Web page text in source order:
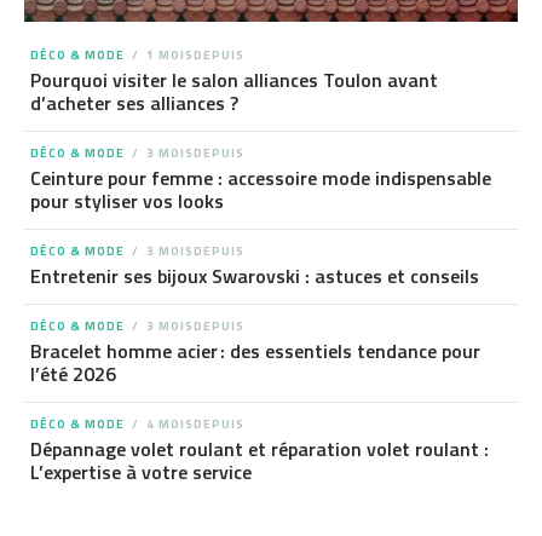
DÉCO & MODE 1 MOISDEPUIS
Pourquoi visiter le salon alliances Toulon avant
d’acheter ses alliances ?
DÉCO & MODE 3 MOISDEPUIS
Ceinture pour femme : accessoire mode indispensable
pour styliser vos looks
DÉCO & MODE 3 MOISDEPUIS
Entretenir ses bijoux Swarovski : astuces et conseils
DÉCO & MODE 3 MOISDEPUIS
Bracelet homme acier : des essentiels tendance pour
l’été 2026
DÉCO & MODE 4 MOISDEPUIS
Dépannage volet roulant et réparation volet roulant :
L’expertise à votre service